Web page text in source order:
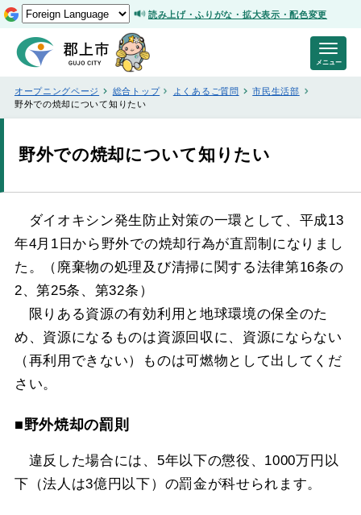
読み上げ・ふりがな・拡大表示・配色変更
オープニングページ 総合トップ よくあるご質問
市民生活部
野外での焼却について知りたい
野外での焼却について知りたい
ダイオキシン発生防止対策の一環として、平成13
年4月1日から野外での焼却行為が直罰制になりまし
た。（廃棄物の処理及び清掃に関する法律第16条の
2、第25条、第32条）
限りある資源の有効利用と地球環境の保全のた
め、資源になるものは資源回収に、資源にならない
（再利用できない）ものは可燃物として出してくだ
さい。
■野外焼却の罰則
違反した場合には、5年以下の懲役、1000万円以
下（法人は3億円以下）の罰金が科せられます。
メニュー